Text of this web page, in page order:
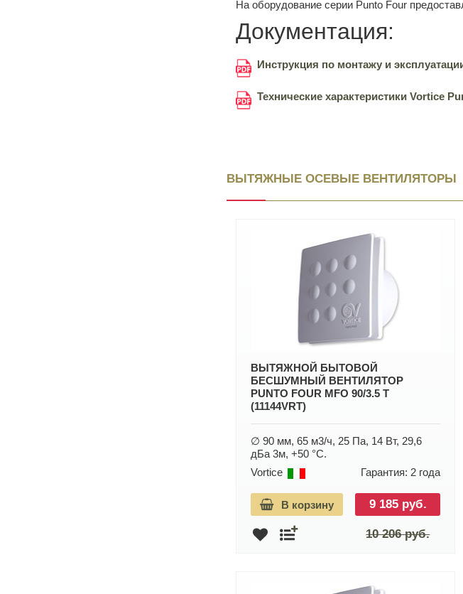
На оборудование серии Punto Four
Документация:
Инструкция по монтажу и
Технические характеристики Vortice
ВЫТЯЖНЫЕ ОСЕВЫЕ ВЕНТИЛЯТОРЫ
ВЫТЯЖНОЙ БЫТОВОЙ
БЕСШУМНЫЙ ВЕНТИЛЯТОР
PUNTO FOUR MFO 90/3.5 T
(11144VRT)
∅ 90 мм, 65 м3/ч, 25 Па, 14 Вт, 29,6
дБа 3м, +50 °С.
Vortice
Гарантия: 2 года
9 185 руб.
10 206 руб.
В корзину